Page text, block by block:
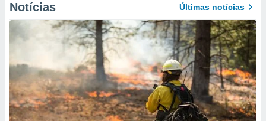
Notícias Últimas notícias